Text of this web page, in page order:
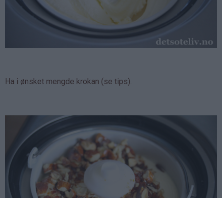
Ha i ønsket mengde krokan (se tips).